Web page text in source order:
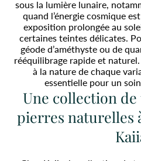
sous la lumière lunaire,
quand l’énergie cosmique
exposition prolongée au
certaines teintes délicates.
géode d’améthyste ou de
rééquilibrage rapide et
à la nature de chaque
essentielle pour un
Une collection
pierres naturelles